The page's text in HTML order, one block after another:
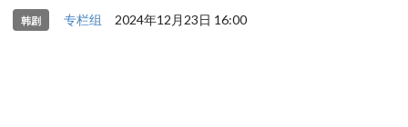
韩剧 专栏组 2024年12月23日 16:00